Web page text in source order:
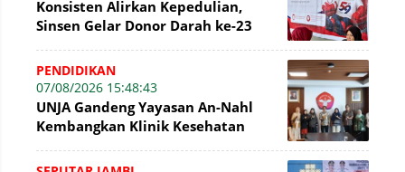
Konsisten Alirkan Kepedulian,
Sinsen Gelar Donor Darah ke-23
Sinsen
PENDIDIKAN
07/08/2026 15:48:43
UNJA Gandeng Yayasan An-Nahl
Kembangkan Klinik Kesehatan